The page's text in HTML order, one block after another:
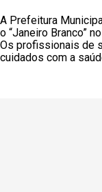
A Prefeitura
o “Janeiro Branco”
Os profissionais de
cuidados com a